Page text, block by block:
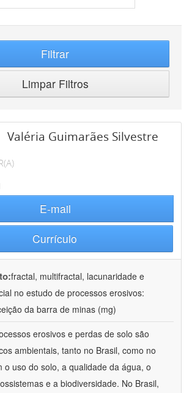
Filtrar
Limpar Filtros
Valéria Guimarães Silvestre
E-mail
Currículo
fractal, multifractal, lacunaridade e
no estudo de processos erosivos:
da barra de minas (mg)
erosivos e perdas de solo são
ambientais, tanto no Brasil, como no
o uso do solo, a qualidade da água, o
e a biodiversidade. No Brasil,